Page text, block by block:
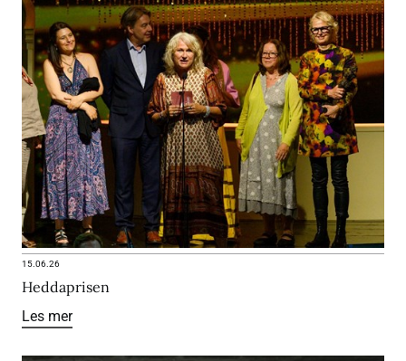
15.06.26
Heddaprisen
Les mer